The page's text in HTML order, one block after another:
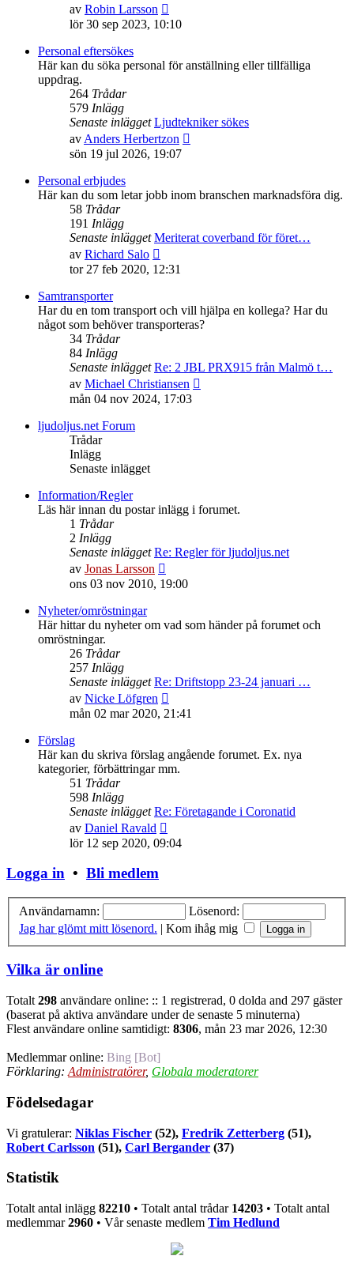
av Robin Larsson
till
inlägget
lör 30 sep 2023, 10:10
Personal eftersökes
Här kan du söka personal för anställning eller tillfälliga
uppdrag.
264 Trådar
579 Inlägg
Senaste inlägget Ljudtekniker sökes
av Anders Herbertzon
inlägget
sön 19 jul 2026, 19:07
Personal erbjudes
Här kan du som letar jobb inom branschen marknadsföra dig.
58 Trådar
191 Inlägg
Senaste inlägget Meriterat coverband för föret…
av Richard Salo
till
inlägget
tor 27 feb 2020, 12:31
Samtransporter
Har du en tom transport och vill hjälpa en kollega? Har du
något som behöver transporteras?
34 Trådar
84 Inlägg
Senaste inlägget Re: 2 JBL PRX915 från Malmö t…
av Michael Christiansen
mån 04 nov 2024, 17:03
ljudoljus.net Forum
Trådar
Inlägg
Senaste inlägget
Information/Regler
Läs här innan du postar inlägg i forumet.
1 Trådar
2 Inlägg
Senaste inlägget Re: Regler för ljudoljus.net
av Jonas Larsson
till
inlägget
ons 03 nov 2010, 19:00
Nyheter/omröstningar
Här hittar du nyheter om vad som händer på forumet och
omröstningar.
26 Trådar
257 Inlägg
Senaste inlägget Re: Driftstopp 23-24 januari …
av Nicke Löfgren
till
inlägget
mån 02 mar 2020, 21:41
Förslag
Här kan du skriva förslag angående forumet. Ex. nya
kategorier, förbättringar mm.
51 Trådar
598 Inlägg
Senaste inlägget Re: Företagande i Coronatid
av Daniel Ravald
till
lör 12 sep 2020, 09:04
Logga in • Bli medlem
Användarnamn:
Lösenord:
Jag har glömt mitt lösenord. | Kom ihåg mig
Vilka är online
Totalt 298 användare online: :: 1 registrerad, 0 dolda and 297 gäster
(baserat på aktiva användare under de senaste 5 minuterna)
Flest användare online samtidigt: 8306, mån 23 mar 2026, 12:30
Medlemmar online: Bing [Bot]
Förklaring: Administratörer, Globala moderatorer
Födelsedagar
Vi gratulerar: Niklas Fischer (52), Fredrik Zetterberg (51),
Robert Carlsson (51), Carl Bergander (37)
Statistik
Totalt antal inlägg 82210 • Totalt antal trådar 14203 • Totalt antal
medlemmar2960 • Vår senaste medlem Tim Hedlund